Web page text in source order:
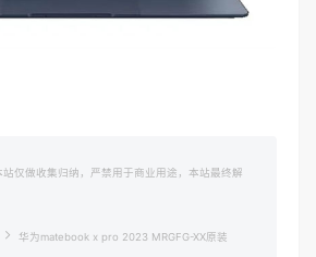
仅做收集归纳，严禁用于商业用途，本站最终解
华为matebook x pro 2023 MRGFG-XX原装